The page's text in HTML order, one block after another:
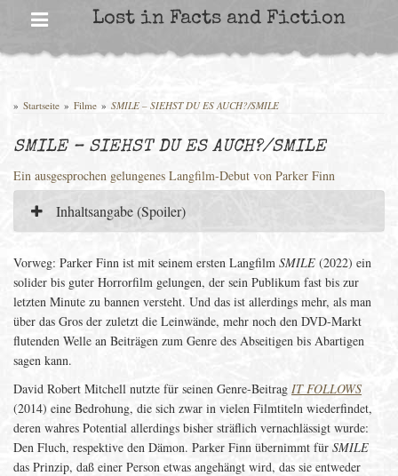
Lost in Facts and Fiction
» Startseite » Filme » SMILE – SIEHST DU ES AUCH?/SMILE
SMILE – SIEHST DU ES AUCH?/SMILE
Ein ausgesprochen gelungenes Langfilm-Debut von Parker Finn
Inhaltsangabe (Spoiler)
Vorweg: Parker Finn ist mit seinem ersten Langfilm SMILE (2022) ein
solider bis guter Horrorfilm gelungen, der sein Publikum fast bis zur
letzten Minute zu bannen versteht. Und das ist allerdings mehr, als man
über das Gros der zuletzt die Leinwände, mehr noch den DVD-Markt
flutenden Welle an Beiträgen zum Genre des Abseitigen bis Abartigen
sagen kann.
David Robert Mitchell nutzte für seinen Genre-Beitrag IT FOLLOWS
(2014) eine Bedrohung, die sich zwar in vielen Filmtiteln wiederfindet,
deren wahres Potential allerdings bisher sträflich vernachlässigt wurde:
Den Fluch, respektive den Dämon. Parker Finn übernimmt für SMILE
das Prinzip, daß einer Person etwas angehängt wird, das sie entweder